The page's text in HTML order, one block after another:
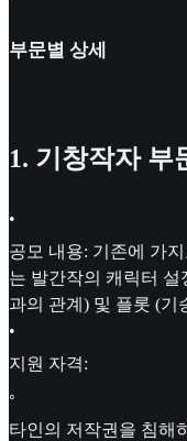
부문별 상세
1. 기창작자 부
•
공모 내용: 기존에 가
는 발간작의 캐릭터 설
과의 관계) 및 플롯 (기
•
지원 자격:
◦
타인의 저작권을 침해